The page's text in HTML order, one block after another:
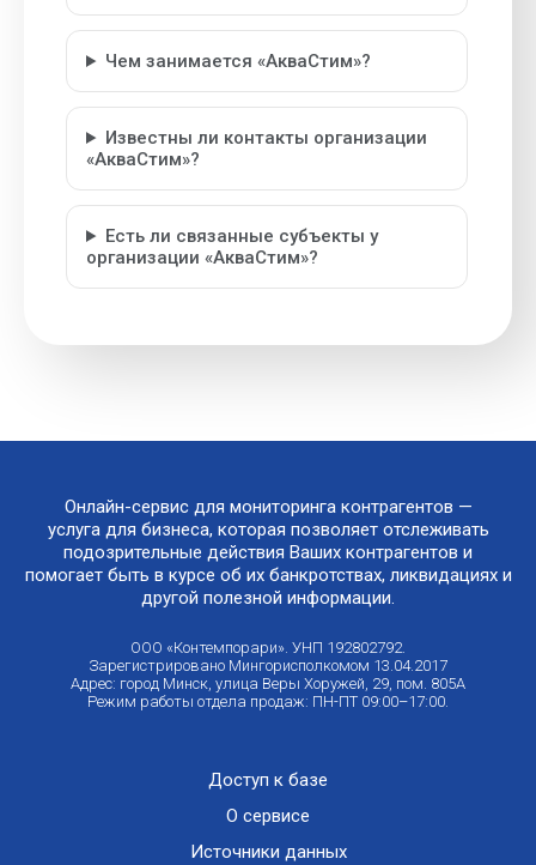
Чем занимается «АкваСтим»?
Известны ли контакты организации
«АкваСтим»?
Есть ли связанные субъекты у
организации «АкваСтим»?
Онлайн-сервис для мониторинга контрагентов —
услуга для бизнеса, которая позволяет отслеживать
подозрительные действия Ваших контрагентов и
помогает быть в курсе об их банкротствах, ликвидациях и
другой полезной информации.
ООО «Контемпорари». УНП 192802792.
Зарегистрировано Мингорисполкомом 13.04.2017
Адрес: город Минск, улица Веры Хоружей, 29, пом. 805А
Режим работы отдела продаж: ПН-ПТ 09:00–17:00.
Доступ к базе
О сервисе
Источники данных